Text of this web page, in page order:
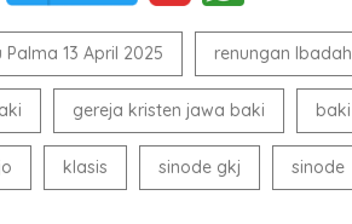
13 April 2025 renungan Ibadah
gereja kristen jawa baki baki
klasis sinode gkj sinode